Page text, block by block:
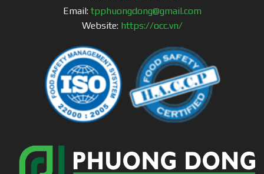
Email: tpphuongdong@gmail.com
Website: https://occ.vn/